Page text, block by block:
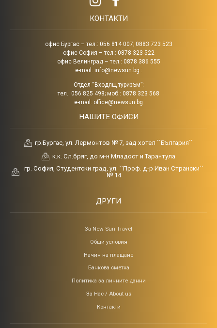
КОНТАКТИ
офис Бургас – тел.: 056 814 007; 0883 723 523
офис София – тел.: 0878 323 522
офис Велинград – тел.: 0878 386 555
e-mail: info@newsun.bg :
Отдел “Входящ туризъм”:
тел.: 056 825 498; моб.: 0878 323 568
e-mail: office@newsun.bg
НАШИТЕ ОФИСИ
гр.Бургас, ул. Лермонтов № 7, зад хотел ``България``
к.к. Сл.бряг, до м-н Младост и Тарантула
гр. София, Студентски град, ул. ``Проф. д-р Иван Странски``
№ 14
ДРУГИ
За New Sun Travel
Общи условия
Начин на плащане
Банкова сметка
Политика за личните данни
За Нас / About us
Контакти